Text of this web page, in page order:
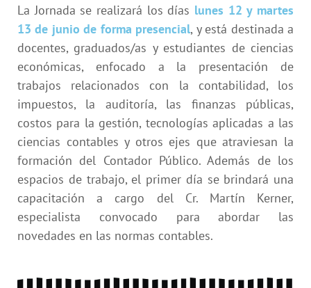
La Jornada se realizará los días lunes 12 y martes
13 de junio de forma presencial, y está destinada a
docentes, graduados/as y estudiantes de ciencias
económicas, enfocado a la presentación de
trabajos relacionados con la contabilidad, los
impuestos, la auditoría, las finanzas públicas,
costos para la gestión, tecnologías aplicadas a las
ciencias contables y otros ejes que atraviesan la
formación del Contador Público. Además de los
espacios de trabajo, el primer día se brindará una
capacitación a cargo del Cr. Martín Kerner,
especialista convocado para abordar las
novedades en las normas contables.